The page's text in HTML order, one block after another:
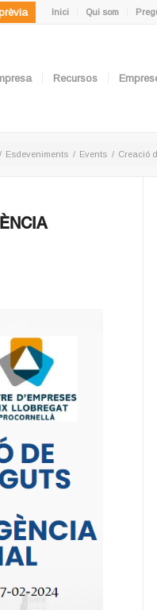
Inici Qui som
Recursos
/ Esdeveniments / Events / Creació